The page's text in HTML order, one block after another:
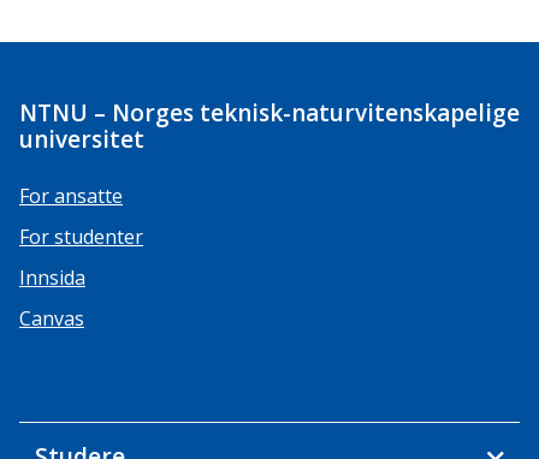
NTNU – Norges teknisk-naturvitenskapelige
universitet
For ansatte
For studenter
Innsida
Canvas